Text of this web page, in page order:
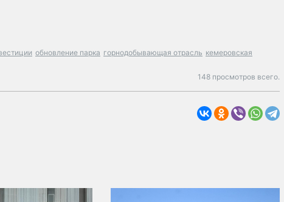
обновление парка горнодобывающая отрасль кемеровская
148 просмотров всего.